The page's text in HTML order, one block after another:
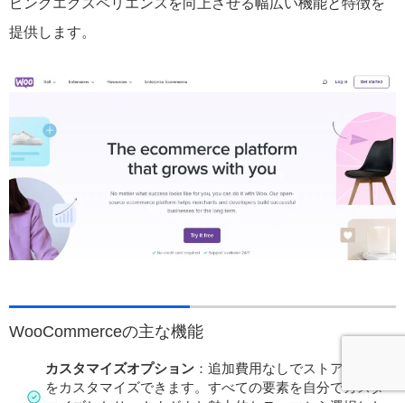
ピングエクスペリエンスを向上させる幅広い機能と特徴を
提供します。
WooCommerceの主な機能
カスタマイズオプション ：追加費用なしでストアページ
をカスタマイズできます。すべての要素を自分でカスタ